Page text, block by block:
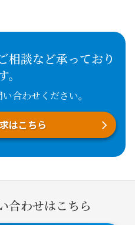
相談など承っており
。
合わせください。
はこちら
合わせはこちら